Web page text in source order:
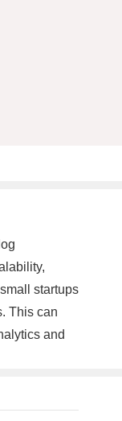
startups
This can
and